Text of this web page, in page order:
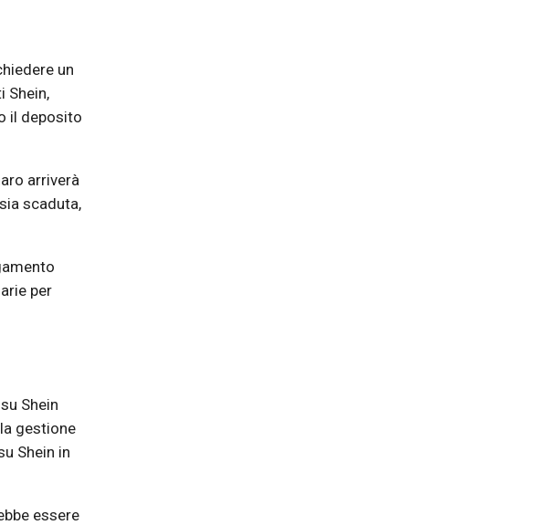
un
Shein,
il deposito
arriverà
scaduta,
per
Shein
gestione
Shein in
essere